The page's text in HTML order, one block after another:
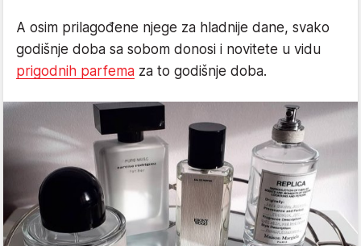
A osim prilagođene njege za hladnije dane, svako
godišnje doba sa sobom donosi i novitete u vidu
prigodnih parfema za to godišnje doba.